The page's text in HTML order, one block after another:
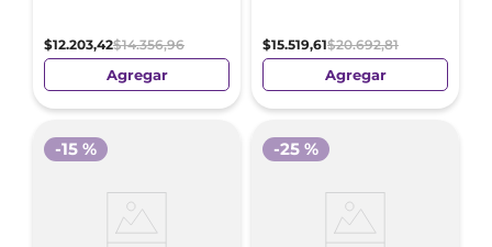
$12.203,42$14.356,96
Agregar
$15.519,61$20.692,81
Agregar
-15 % -25 %